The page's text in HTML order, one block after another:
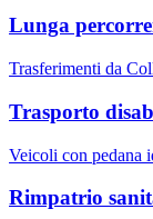
Lunga
Trasferimenti da
Trasporto
Veicoli con pedana
Rimpatrio